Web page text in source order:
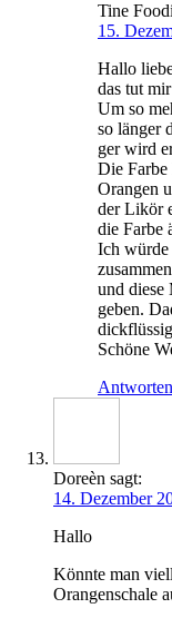
Tine
15.
Hal­lo
das tut
Um so
so län­ger
ger wird
Die Far­be
Oran­gen
der Likör
die Far­be
Ich wür­de
und die­se
geben.
Schö­ne
Antworten
Doreèn sagt:
14. Dezember
Hal­lo
Könn­te man
Oran­gen­scha­le